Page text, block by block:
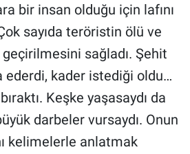
bir insan olduğu için lafını
sayıda teröristin ölü ve
sağladı. Şehit
ederdi, kader istediği oldu…
Keşke yaşasaydı da
darbeler vursaydı. Onun
kelimelerle anlatmak